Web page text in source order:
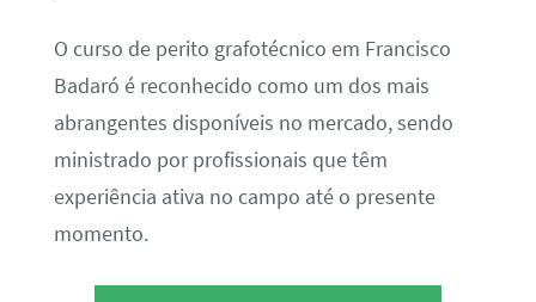
O curso de perito grafotécnico em Francisco
Badaró é reconhecido como um dos mais
abrangentes disponíveis no mercado, sendo
ministrado por profissionais que têm
experiência ativa no campo até o presente
momento.